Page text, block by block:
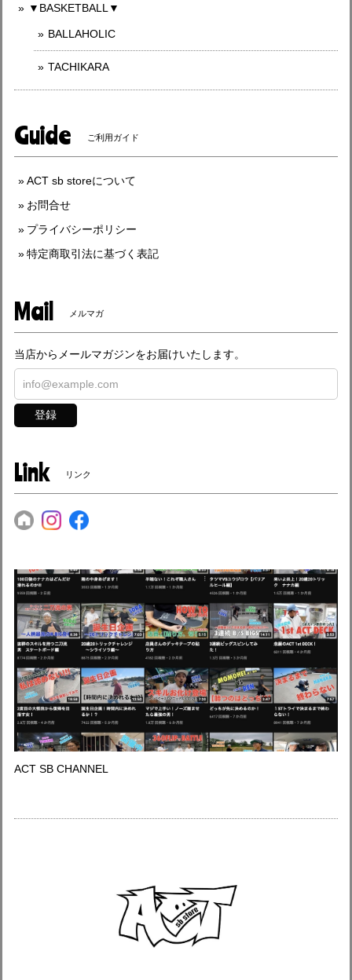
▼BASKETBALL▼
BALLAHOLIC
TACHIKARA
Guide ご利用ガイド
ACT sb storeについて
お問合せ
プライバシーポリシー
特定商取引法に基づく表記
Mail メルマガ
当店からメールマガジンをお届けいたします。
登録
Link リンク
ACT SB CHANNEL